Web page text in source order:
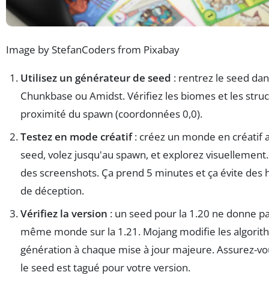
Image by StefanCoders from Pixabay
Utilisez un générateur de seed : rentrez le seed
Chunkbase ou Amidst. Vérifiez les biomes et les
proximité du spawn (coordonnées 0,0).
Testez en mode créatif: créez un monde en créatif
seed, volez jusqu'au spawn, et explorez
des screenshots. Ça prend 5 minutes et ça évite des
de déception.
Vérifiez la version : un seed pour la 1.20 ne donne
même monde sur la 1.21. Mojang modifie les
génération à chaque mise à jour majeure. Assurez-
le seed est tagué pour votre version.